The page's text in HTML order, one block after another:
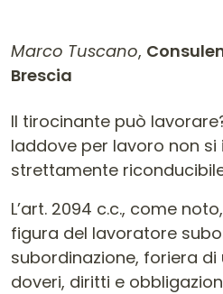
Marco Tuscano,
Brescia
Contenuto
Il tirocinante può
laddove per lavoro non
strettamente riconducibile
L’art. 2094 c.c., come
figura del lavoratore
subordinazione, foriera
doveri, diritti e